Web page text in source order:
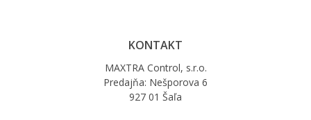
KONTAKT
MAXTRA Control, s.r.o.
Predajňa: Nešporova 6
927 01 Šaľa